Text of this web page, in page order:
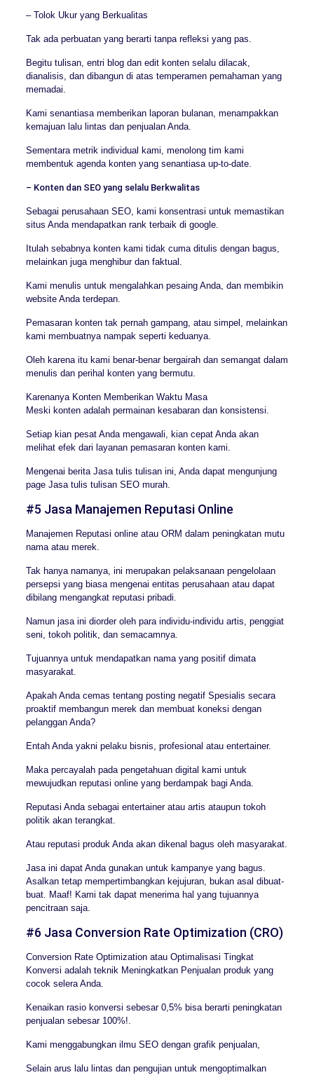
– Tolok Ukur yang Berkualitas
Tak ada perbuatan yang berarti tanpa refleksi yang pas.
Begitu tulisan, entri blog dan edit konten selalu dilacak,
dianalisis, dan dibangun di atas temperamen pemahaman yang
memadai.
Kami senantiasa memberikan laporan bulanan, menampakkan
kemajuan lalu lintas dan penjualan Anda.
Sementara metrik individual kami, menolong tim kami
membentuk agenda konten yang senantiasa up-to-date.
– Konten dan SEO yang selalu Berkwalitas
Sebagai perusahaan SEO, kami konsentrasi untuk memastikan
situs Anda mendapatkan rank terbaik di google.
Itulah sebabnya konten kami tidak cuma ditulis dengan bagus,
melainkan juga menghibur dan faktual.
Kami menulis untuk mengalahkan pesaing Anda, dan membikin
website Anda terdepan.
Pemasaran konten tak pernah gampang, atau simpel, melainkan
kami membuatnya nampak seperti keduanya.
Oleh karena itu kami benar-benar bergairah dan semangat dalam
menulis dan perihal konten yang bermutu.
Karenanya Konten Memberikan Waktu Masa
Meski konten adalah permainan kesabaran dan konsistensi.
Setiap kian pesat Anda mengawali, kian cepat Anda akan
melihat efek dari layanan pemasaran konten kami.
Mengenai berita Jasa tulis tulisan ini, Anda dapat mengunjung
page Jasa tulis tulisan SEO murah.
#5 Jasa Manajemen Reputasi Online
Manajemen Reputasi online atau ORM dalam peningkatan mutu
nama atau merek.
Tak hanya namanya, ini merupakan pelaksanaan pengelolaan
persepsi yang biasa mengenai entitas perusahaan atau dapat
dibilang mengangkat reputasi pribadi.
Namun jasa ini diorder oleh para individu-individu artis, penggiat
seni, tokoh politik, dan semacamnya.
Tujuannya untuk mendapatkan nama yang positif dimata
masyarakat.
Apakah Anda cemas tentang posting negatif Spesialis secara
proaktif membangun merek dan membuat koneksi dengan
pelanggan Anda?
Entah Anda yakni pelaku bisnis, profesional atau entertainer.
Maka percayalah pada pengetahuan digital kami untuk
mewujudkan reputasi online yang berdampak bagi Anda.
Reputasi Anda sebagai entertainer atau artis ataupun tokoh
politik akan terangkat.
Atau reputasi produk Anda akan dikenal bagus oleh masyarakat.
Jasa ini dapat Anda gunakan untuk kampanye yang bagus.
Asalkan tetap mempertimbangkan kejujuran, bukan asal dibuat-
buat. Maaf! Kami tak dapat menerima hal yang tujuannya
pencitraan saja.
#6 Jasa Conversion Rate Optimization (CRO)
Conversion Rate Optimization atau Optimalisasi Tingkat
Konversi adalah teknik Meningkatkan Penjualan produk yang
cocok selera Anda.
Kenaikan rasio konversi sebesar 0,5% bisa berarti peningkatan
penjualan sebesar 100%!.
Kami menggabungkan ilmu SEO dengan grafik penjualan,
Selain arus lalu lintas dan pengujian untuk mengoptimalkan